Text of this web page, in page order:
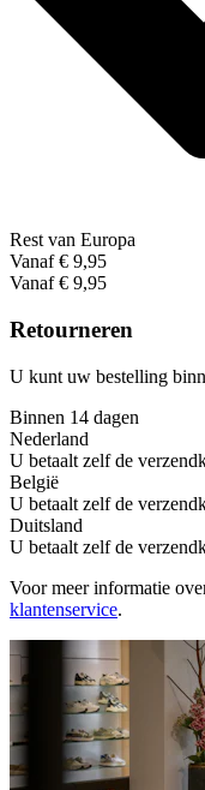
Rest van Europa
Vanaf € 9,95
Vanaf € 9,95
Retourneren
U kunt uw bestelling
Binnen 14 dagen
Nederland
U betaalt zelf de
België
U betaalt zelf de
Duitsland
U betaalt zelf de
Voor meer informatie
klantenservice.